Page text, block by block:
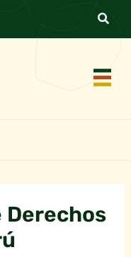
Derechos